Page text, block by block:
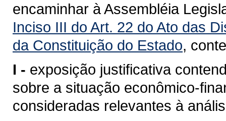
encaminhar à Assembléia
Inciso III do Art. 22 do Ato das
da Constituição do Estado,
I - exposição justificativa
sobre a situação econômico-
consideradas relevantes à